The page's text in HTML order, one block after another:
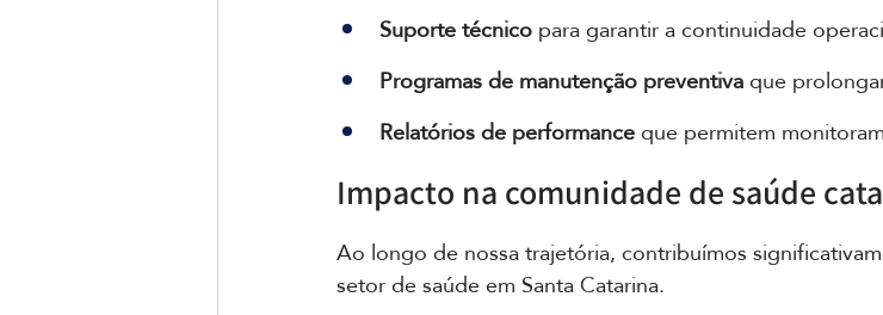
Suporte técnico para garantir a continuidade
Programas de manutenção preventiva que
Relatórios de performance que permitem
Impacto na comunidade de saúde
Ao longo de nossa trajetória, contribuímos
setor de saúde em Santa Catarina.